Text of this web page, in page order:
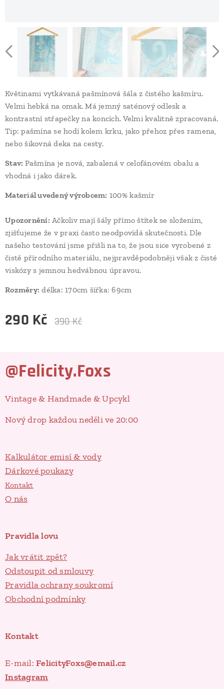
Květinami vytkávaná pašmínová šála z čistého kašmíru.
Velmi hebká na omak. Má jemný saténový odlesk a
kontrastní střapečky na koncích. Velmi kvalitně zpracovaná.
Tip: pašmína se hodí kolem krku, jako přehoz přes ramena,
nebo šikovná deka na cesty.
Stav: Pašmína je nová, zabalená v celofánovém obalu a
vhodná i jako dárek.
Materiál uvedený výrobcem: 100% kašmír
Upozornění: Ačkoliv mají šály přímo štítek se složením,
zjišťujeme že v praxi často neodpovídá skutečnosti. Dle
našeho testování jsme přišli na to, že jsou sice vyrobené z
čistě přírodního materiálu, nejpravděpodobněji však z čisté
viskózy s jemnou hedvábnou úpravou.
Rozměry: délka: 170cm šířka: 69cm
290 Kč 390Kč
@Felicity.Foxs
Vintage & Handmade & Upcykl
Nový drop každou neděli ve 20:00
Kalkulátor emisí & vody
Dárkové poukazy
Kontakt
O nás
Pravidla lovu
Jak vrátit zpět?
Odstoupit od smlouvy
Pravidla ochrany soukromí
Obchodní podmínky
Kontakt
E-mail:FelicityFoxs@email.cz
Instagram